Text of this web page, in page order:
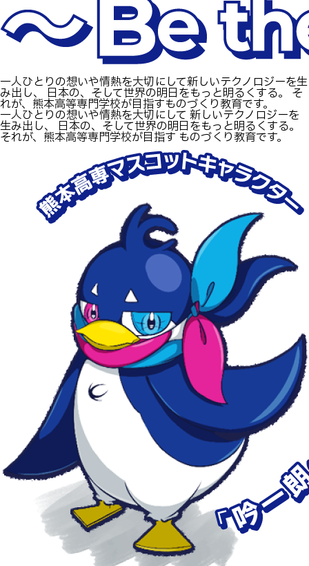
一人ひとりの想いや情熱を大切にして新しいテクノロジーを生
み出し、 日本の、そして世界の明日をもっと明るくする。 そ
れが、熊本高等専門学校が目指すものづくり教育です。
一人ひとりの想いや情熱を大切にして 新しいテクノロジーを
生み出し、 日本の、そして世界の明日をもっと明るくする。
それが、熊本高等専門学校が目指す ものづくり教育です。
基幹教育科
専攻科
電子情報システム工学専攻
生産システム工学専攻
オープンキャンパス等
進学の手引き
入学料および授業料
受験生向け 熊本高専 Q&A
熊本高専が運用するWebサイト・SNS・動画チャネ
ル等
学校概要
交通アクセス
教員紹介
学生生活
パンフレット・紹介動画
産学官連携・地域連携
国際交流
受賞等
活動報告
ご寄付・ネーミングライ
ツ等
情報セキュリティ
アントレプレナーシップ
公開情報
その他
お問い合わせ
在校生・保護者の方へ
卒業生の方へ
教職員向け